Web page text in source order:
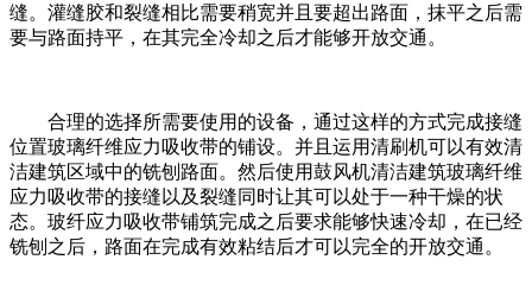
缝。灌缝胶和裂缝相比需要稍宽并且要超出路面，抹平之后需
要与路面持平，在其完全冷却之后才能够开放交通。
合理的选择所需要使用的设备，通过这样的方式完成接缝
位置玻璃纤维应力吸收带的铺设。并且运用清刷机可以有效清
洁建筑区域中的铣刨路面。然后使用鼓风机清洁建筑玻璃纤维
应力吸收带的接缝以及裂缝同时让其可以处于一种干燥的状
态。玻纤应力吸收带铺筑完成之后要求能够快速冷却，在已经
铣刨之后，路面在完成有效粘结后才可以完全的开放交通。